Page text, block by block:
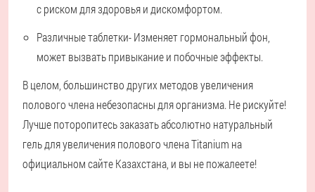
с риском для здоровья и дискомфортом.
Различные таблетки- Изменяет гормональный фон,
может вызвать привыкание и побочные эффекты.
В целом, большинство других методов увеличения
полового члена небезопасны для организма. Не рискуйте!
Лучше поторопитесь заказать абсолютно натуральный
гель для увеличения полового члена Titanium на
официальном сайте Казахстана, и вы не пожалеете!